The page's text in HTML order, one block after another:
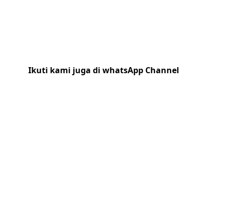
Ikuti kami juga di whatsApp Channel